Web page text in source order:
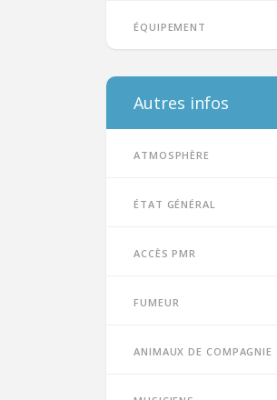
Équipement
Autres infos
Atmosphère
État général
Accès PMR
Fumeur
Animaux de compagnie